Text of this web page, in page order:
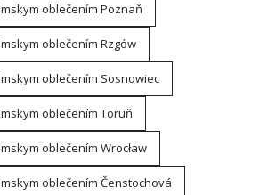
oblečením Poznaň
oblečením Rzgów
oblečením Sosnowiec
oblečením Toruň
oblečením Wrocław
oblečením Čenstochová